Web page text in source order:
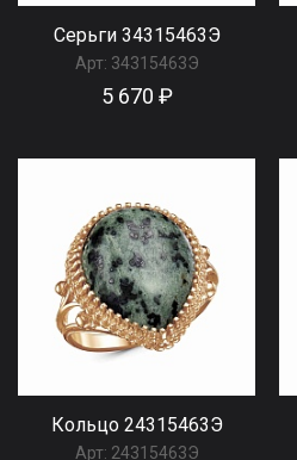
Серьги 34315463Э
Арт: 34315463Э
5 670 ₽
Кольцо 24315463Э
Арт: 24315463Э